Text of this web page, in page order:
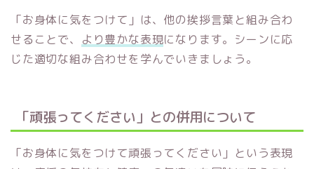
「お身体に気をつけて」は、他の挨拶言葉と組み合わ
せることで、 より豊かな表現になります。シーンに応
じた適切な組み合わせを学んでいきましょう。
「頑張ってください」との併用について
「お身体に気をつけて頑張ってください」という表現